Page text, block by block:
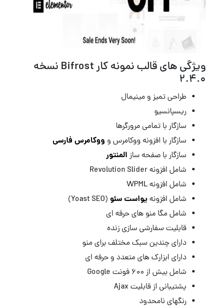
ویژگی های قالب نمونه کار Bifrost نسخه
2.4.0
طراحی تمیز و مینیمال
ریسپانسیو
سازگار با تمامی مرورگرها
سازگار با افزونه ووکامرس و ووکامرس فارسی
سازگار با صفحه ساز المنتور
شامل افزونه Revolution Slider
شامل افزونه WPML
شامل افزونهیواست سئو (Yoast SEO)
شامل مگا منو های حرفه ای
قابلیت سفارشی سازی زنده
دارای چندین سبک مختلف برای منو
دارای ابزارک های متعدد و حرفه ای
شامل بیش از 600 فونت Google
پشتیبانی از قابلیت Ajax
رنگهای نامحدود